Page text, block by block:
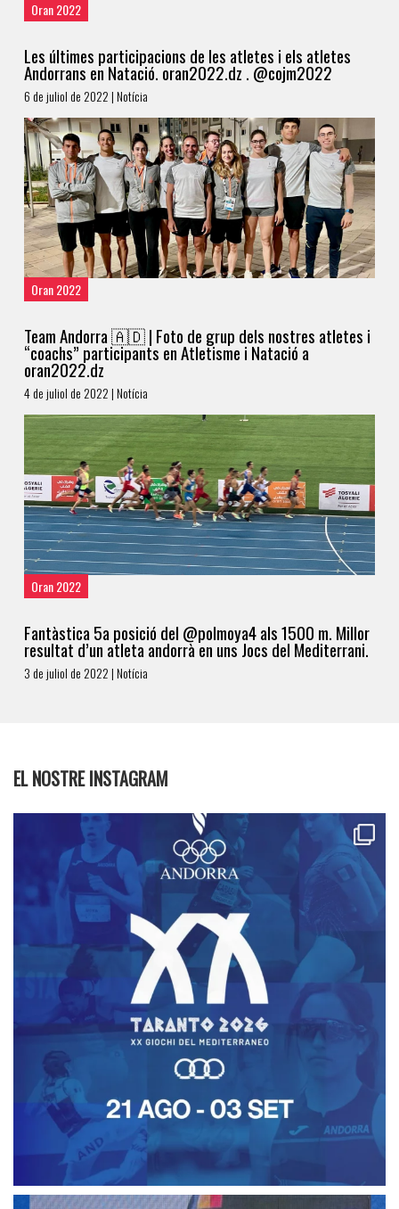
Oran 2022
Les últimes participacions de les atletes i els atletes
Andorrans en Natació. oran2022.dz . @cojm2022
6 de juliol de 2022 | Notícia
Oran 2022
Team Andorra 🇦🇩 | Foto de grup dels nostres atletes i
“coachs” participants en Atletisme i Natació a
oran2022.dz
4 de juliol de 2022 | Notícia
Oran 2022
Fantàstica 5a posició del @polmoya4 als 1500 m. Millor
resultat d’un atleta andorrà en uns Jocs del Mediterrani.
3 de juliol de 2022 | Notícia
EL NOSTRE INSTAGRAM